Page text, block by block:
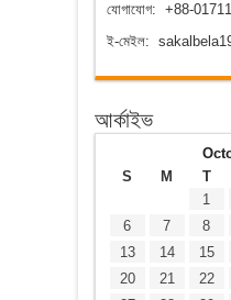
যোগাযোগ: +88-
ই-মেইল:
আর্কাইভ
S
M T
1
6
7 8
13
14 15
20
21 22